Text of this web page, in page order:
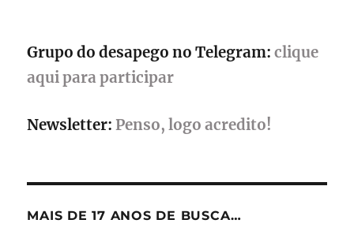
Grupo do desapego no Telegram: clique
aqui para participar
Newsletter: Penso, logo acredito!
MAIS DE 17 ANOS DE BUSCA…